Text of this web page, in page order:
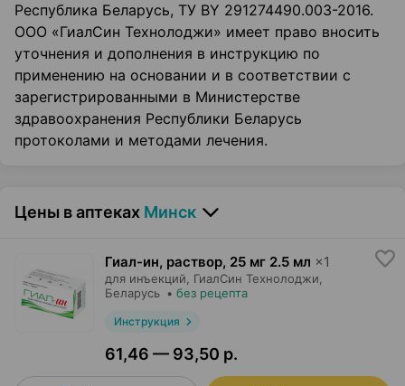
Республика Беларусь, ТУ BY 291274490.003-2016.
ООО «ГиалСин Технолоджи» имеет право вносить
уточнения и дополнения в инструкцию по
применению на основании и в соответствии с
зарегистрированными в Министерстве
здравоохранения Республики Беларусь
протоколами и методами лечения.
Цены в аптеках Минск
Гиал-ин, раствор, 25 мг 2.5 мл ×1
для инъекций, ГиалСин Технолоджи,
Беларусь • без рецепта
Инструкция
61,46 — 93,50 р.